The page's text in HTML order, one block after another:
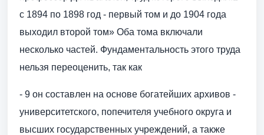
с 1894 по 1898 год - первый том и до 1904 года
выходил второй том» Оба тома включали
несколько частей. Фундаментальность этого труда
нельзя переоценить, так как
- 9 он составлен на основе богатейших архивов -
университетского, попечителя учебного округа и
высших государственных учреждений, а также